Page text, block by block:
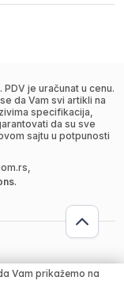
je uračunat u cenu.
da Vam svi artikli na
specifikacija,
da su sve
sajtu u potpunosti
.
Vam prikažemo na